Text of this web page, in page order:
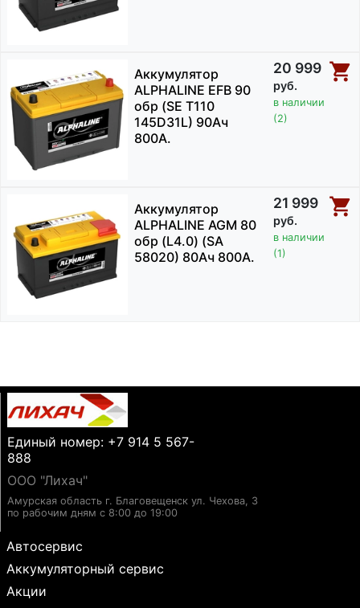
Аккумулятор
ALPHALINE EFB 90
обр (SE T110
145D31L) 90Ач
800А.
20 999
руб.
в наличии
(2)
Аккумулятор
ALPHALINE AGM 80
обр (L4.0) (SA
58020) 80Ач 800А.
21 999
руб.
в наличии
(1)
Единый номер: +7 914 5 567-
888
ООО "Лихач"
Амурская область г. Благовещенск ул. Чехова, 3
по рабочим дням с 8:00 до 19:00
Автосервис
Аккумуляторный сервис
Акции